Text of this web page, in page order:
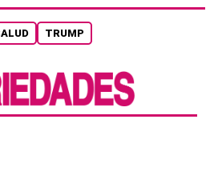
TRUMP